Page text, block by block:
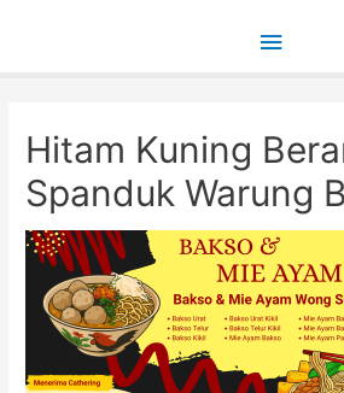
Main
Hitam Kuning
Spanduk Warung